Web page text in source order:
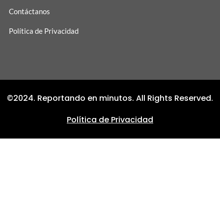
Contáctanos
Política de Privacidad
©2024. Reportando en minutos. All Rights Reserved.
Política de Privacidad